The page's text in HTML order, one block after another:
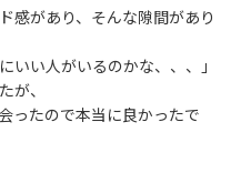
感があり、そんな隙間があり
いい人がいるのかな、、、」
が、
ったので本当に良かったで